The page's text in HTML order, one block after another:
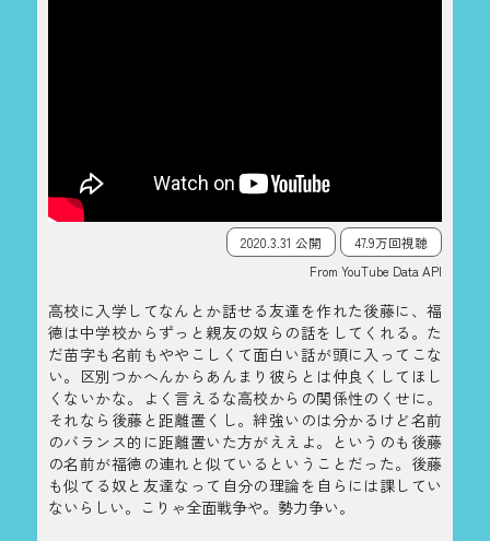
2020.3.31 公開
47.9万回視聴
From YouTube Data API
高校に入学してなんとか話せる友達を作れた後藤に、福
徳は中学校からずっと親友の奴らの話をしてくれる。た
だ苗字も名前もややこしくて面白い話が頭に入ってこな
い。区別つかへんからあんまり彼らとは仲良くしてほし
くないかな。よく言えるな高校からの関係性のくせに。
それなら後藤と距離置くし。絆強いのは分かるけど名前
のバランス的に距離置いた方がええよ。というのも後藤
の名前が福徳の連れと似ているということだった。後藤
も似てる奴と友達なって自分の理論を自らには課してい
ないらしい。こりゃ全面戦争や。勢力争い。